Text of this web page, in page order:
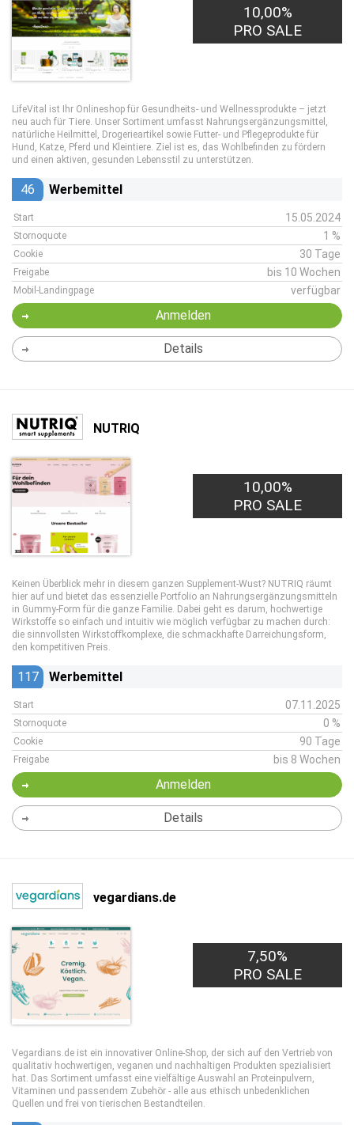
10,00%
PRO SALE
LifeVital ist Ihr Onlineshop für Gesundheits- und Wellnessprodukte – jetzt
neu auch für Tiere. Unser Sortiment umfasst Nahrungsergänzungsmittel,
natürliche Heilmittel, Drogerieartikel sowie Futter- und Pflegeprodukte für
Hund, Katze, Pferd und Kleintiere. Ziel ist es, das Wohlbefinden zu fördern
und einen aktiven, gesunden Lebensstil zu unterstützen.
46 Werbemittel
Start 15.05.2024
Stornoquote 1 %
Cookie 30 Tage
Freigabe bis 10 Wochen
Mobil-Landingpage verfügbar
Anmelden
Details
NUTRIQ
10,00%
PRO SALE
Keinen Überblick mehr in diesem ganzen Supplement-Wust? NUTRIQ räumt
hier auf und bietet das essenzielle Portfolio an Nahrungsergänzungsmitteln
in Gummy-Form für die ganze Familie. Dabei geht es darum, hochwertige
Wirkstoffe so einfach und intuitiv wie möglich verfügbar zu machen durch:
die sinnvollsten Wirkstoffkomplexe, die schmackhafte Darreichungsform,
den kompetitiven Preis.
117 Werbemittel
Start 07.11.2025
Stornoquote 0 %
Cookie 90 Tage
Freigabe bis 8 Wochen
Anmelden
Details
vegardians.de
7,50%
PRO SALE
Vegardians.de ist ein innovativer Online-Shop, der sich auf den Vertrieb von
qualitativ hochwertigen, veganen und nachhaltigen Produkten spezialisiert
hat. Das Sortiment umfasst eine vielfältige Auswahl an Proteinpulvern,
Vitaminen und passendem Zubehör - alle aus ethisch unbedenklichen
Quellen und frei von tierischen Bestandteilen.